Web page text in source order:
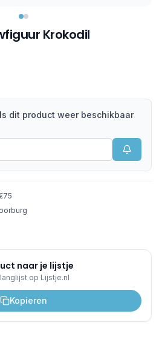
Krokodil
dit product weer beschikbaar
naar je lijstje
op Lijstje.nl
Kopieren